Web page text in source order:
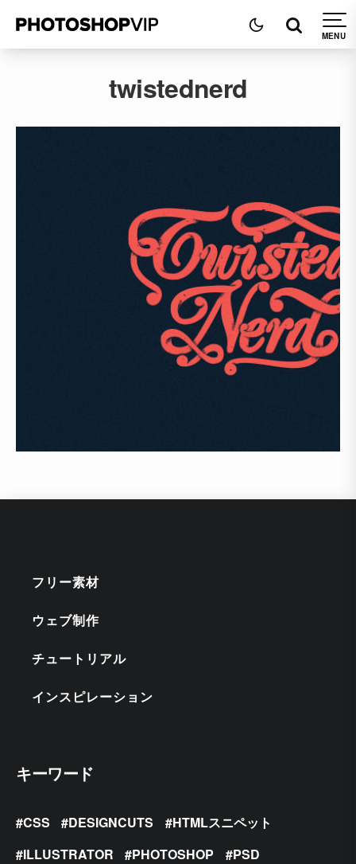
twistednerd
フリー素材
ウェブ制作
チュートリアル
インスピレーション
キーワード
CSS DESIGNCUTS
HTMLスニペット
ILLUSTRATOR
PHOTOSHOP
PSD